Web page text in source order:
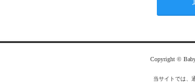
Copyright ©
当サイトでは、